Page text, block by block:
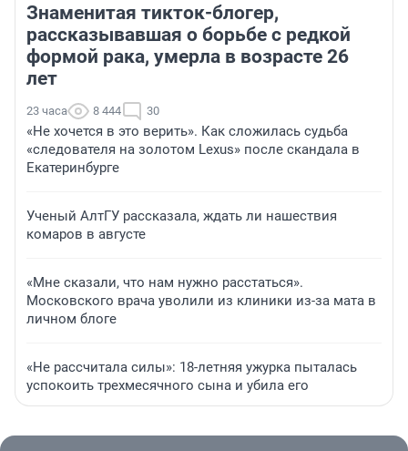
Знаменитая тикток-блогер,
рассказывавшая о борьбе с редкой
формой рака, умерла в возрасте 26
лет
23 часа 8 444 30
«Не хочется в это верить». Как сложилась судьба
«следователя на золотом Lexus» после скандала в
Екатеринбурге
Ученый АлтГУ рассказала, ждать ли нашествия
комаров в августе
«Мне сказали, что нам нужно расстаться».
Московского врача уволили из клиники из-за мата в
личном блоге
«Не рассчитала силы»: 18-летняя ужурка пыталась
успокоить трехмесячного сына и убила его